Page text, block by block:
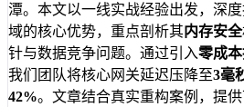
潭。本文以一线实战经验出发，深
域的核心优势，重点剖析其内存安全
针与数据竞争问题。通过引入零成
我们团队将核心网关延迟压降至3毫
42%。文章结合真实重构案例，提